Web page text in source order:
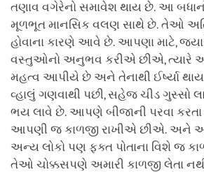
તણાવ વગેરેનો સમાવેશ થાય છે. આ
મૂળભૂત માનસિક વલણ સાથે છે. તેઓ
હોવાના કારણે આવે છે. આપણા માટે,
વસ્તુઓનો અનુભવ કરીએ છીએ, ત્યારે
મહત્વ આપીયે છે અને તેનાથી ઈર્ષ્યા
વ્હાલું ગણવાથી પછી, સહેજ ચીડ ગુસ્સો
ભય લાવે છે. આપણે બીજાની પરવા
આપણી જ કાળજી રાખીએ છીએ. અને
અન્ય લોકો પણ ફક્ત પોતાના વિશે જ
તેઓ ચોક્કસપણે અમારી કાળજી લેતા